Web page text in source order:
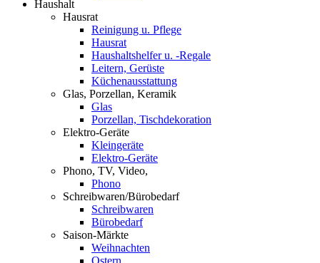
Haushalt
Hausrat
Reinigung u. Pflege
Hausrat
Haushaltshelfer u. -Regale
Leitern, Gerüste
Küchenausstattung
Glas, Porzellan, Keramik
Glas
Porzellan, Tischdekoration
Elektro-Geräte
Kleingeräte
Elektro-Geräte
Phono, TV, Video,
Phono
Schreibwaren/Bürobedarf
Schreibwaren
Bürobedarf
Saison-Märkte
Weihnachten
Ostern